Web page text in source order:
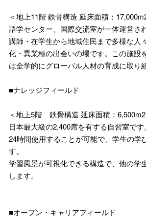
＜地上11階 鉄骨構造 延床面積：
語学センター、国際交流室が一体運営さ
講師・在学生から地域住民まで多様な人
化・異業種の出会いの場です。この施設
は全学的にグローバル人材の育成に取り
■ナレッジフィールド
＜地上5階 鉄骨構造 延床面積：6,500m2
日本最大級の2,400席を有する自習室です。
24時間使用することが可能で、学生の学
す。
学習風景が可視化できる構造で、他の学
します。
■オープン・キャリアフィールド